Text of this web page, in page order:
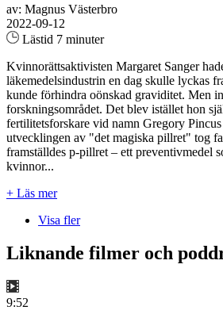
av: Magnus Västerbro
2022-09-12
Lästid 7 minuter
Kvinnorättsaktivisten Margaret Sanger
läkemedelsindustrin en dag skulle lyckas
kunde förhindra oönskad graviditet. Men
forskningsområdet. Det blev istället hon
fertilitetsforskare vid namn Gregory
utvecklingen av "det magiska pillret" tog
framställdes p-pillret – ett preventivmedel
kvinnor...
+ Läs mer
Visa fler
Liknande filmer och
9:52